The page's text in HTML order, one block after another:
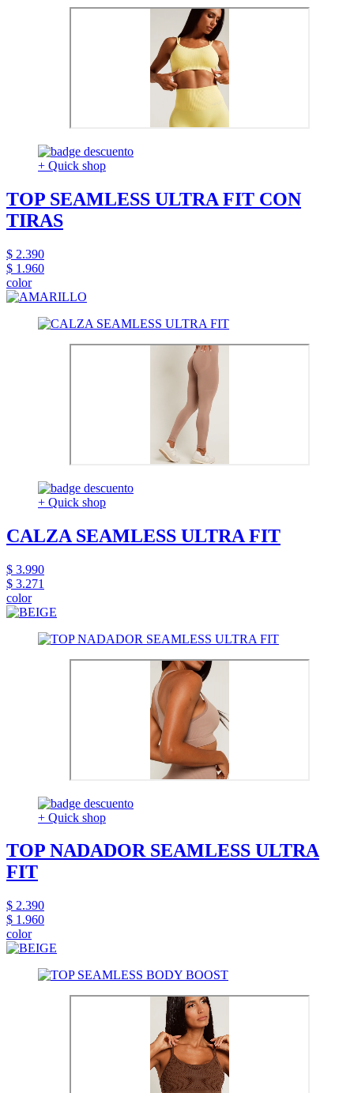
+ Quick shop
TOP SEAMLESS ULTRA FIT CON
TIRAS
$ 2.390
$ 1.960
color
+ Quick shop
CALZA SEAMLESS ULTRA FIT
$ 3.990
$ 3.271
color
+ Quick shop
TOP NADADOR SEAMLESS ULTRA
FIT
$ 2.390
$ 1.960
color